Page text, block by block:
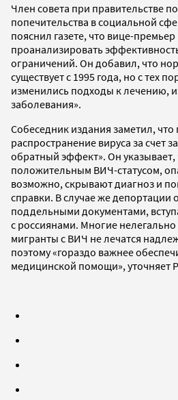
Член совета при правительстве
попечительства в социальной
пояснил газете, что вице-
проанализировать
ограничений. Он добавил, что
существует с 1995 года, но с тех
изменились подходы к лечению,
заболевания».
Собеседник издания заметил,
распространение вируса за счет
обратный эффект». Он указывает,
положительным ВИЧ-статусом,
возможно, скрывают диагноз и
справки. В случае же депортации
поддельными документами,
с россиянами. Многие
мигранты с ВИЧ не лечатся
поэтому «гораздо важнее
медицинской помощи», уточняет